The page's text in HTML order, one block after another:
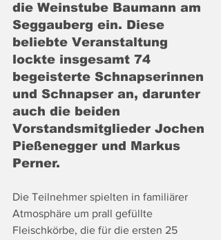
die Weinstube Baumann am
Seggauberg ein. Diese
beliebte Veranstaltung
lockte insgesamt 74
begeisterte Schnapserinnen
und Schnapser an, darunter
auch die beiden
Vorstandsmitglieder Jochen
Pießenegger und Markus
Perner.
Die Teilnehmer spielten in familiärer
Atmosphäre um prall gefüllte
Fleischkörbe, die für die ersten 25